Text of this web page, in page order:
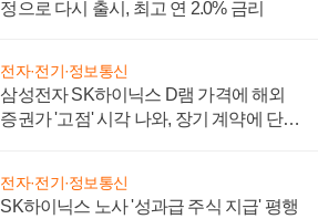
정으로 다시 출시, 최고 연 2.0% 금리
전자·전기·정보통신
삼성전자 SK하이닉스 D램 가격에 해외
증권가 '고점' 시각 나와, 장기 계약에 단점
전자·전기·정보통신
SK하이닉스 노사 '성과급 주식 지급' 평행